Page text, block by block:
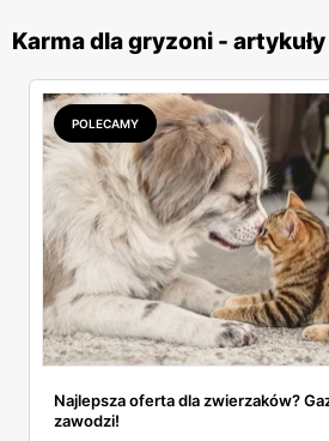
Karma dla gryzoni - artykuły
POLECAMY
Najlepsza oferta dla zwierzaków?
zawodzi!